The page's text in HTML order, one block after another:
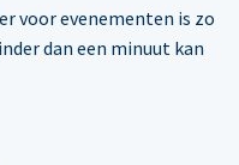
voor evenementen is zo
dan een minuut kan